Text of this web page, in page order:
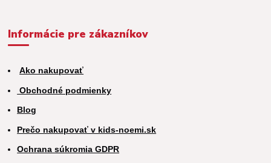
Informácie pre zákazníkov
Ako nakupovať
Obchodné podmienky
Blog
Prečo nakupovať v kids-noemi.sk
Ochrana súkromia GDPR